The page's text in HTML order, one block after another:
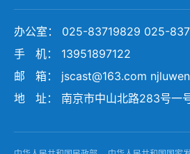
办公室： 025-83719829 025-
手 机： 13951897122
邮 箱： jscast@163.com
地 址： 南京市中山北路283号一